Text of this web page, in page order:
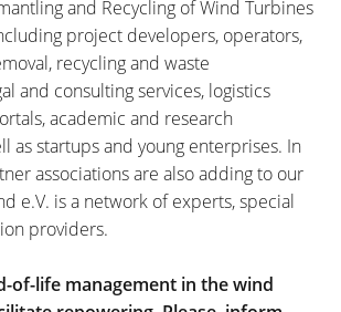
and Recycling of Wind Turbines
project developers, operators,
recycling and waste
and consulting services, logistics
academic and research
as startups and young enterprises. In
associations are also adding to our
e.V. is a network of experts, special
providers.
of-life management in the wind